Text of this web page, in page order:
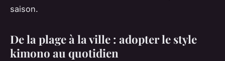
saison.
De la plage à la ville : adopter le style
kimono au quotidien